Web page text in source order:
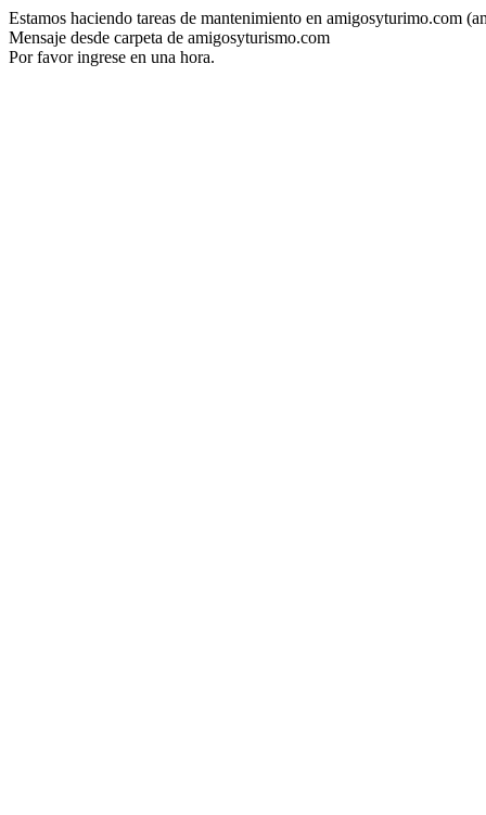
Estamos haciendo tareas de mantenimiento en amigosyturimo.com
Mensaje desde carpeta de amigosyturismo.com
Por favor ingrese en una hora.